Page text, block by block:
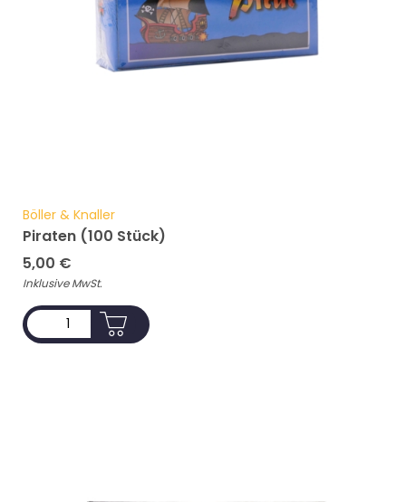
Böller & Knaller
Piraten (100 Stück)
5,00 €
Inklusive MwSt.